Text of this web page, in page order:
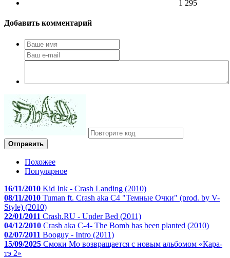
1 295
Добавить комментарий
Отправить
Похожее
Популярное
16/11/2010 Kid Ink - Crash Landing (2010)
08/11/2010 Tuman ft. Crash aka C4 "Темные Очки" (prod. by V-
Style) (2010)
22/01/2011 Crash.RU - Under Bed (2011)
04/12/2010 Crash aka C-4- The Bomb has been planted (2010)
02/07/2011 Booguy - Intro (2011)
15/09/2025 Смоки Мо возвращается с новым альбомом «Кара-
тэ 2»